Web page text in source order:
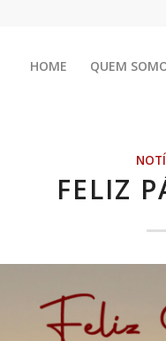
HOME QUEM
FELIZ